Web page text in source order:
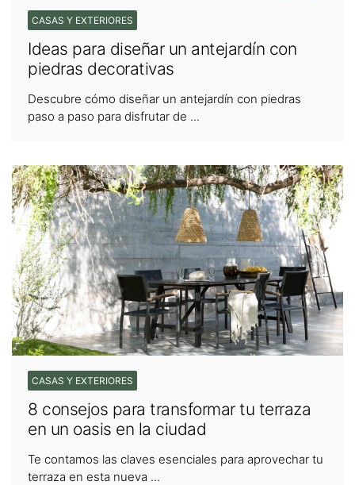
CASAS Y EXTERIORES
Ideas para diseñar un antejardín con
piedras decorativas
Descubre cómo diseñar un antejardín con piedras
paso a paso para disfrutar de ...
CASAS Y EXTERIORES
8 consejos para transformar tu terraza
en un oasis en la ciudad
Te contamos las claves esenciales para aprovechar tu
terraza en esta nueva ...